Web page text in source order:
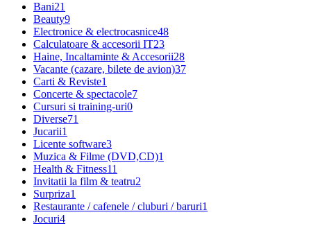
Bani21
Beauty9
Electronice & electrocasnice48
Calculatoare & accesorii IT23
Haine, Incaltaminte & Accesorii28
Vacante (cazare, bilete de avion)37
Carti & Reviste1
Concerte & spectacole7
Cursuri si training-uri0
Diverse71
Jucarii1
Licente software3
Muzica & Filme (DVD,CD)1
Health & Fitness11
Invitatii la film & teatru2
Surpriza1
Restaurante / cafenele / cluburi / baruri1
Jocuri4